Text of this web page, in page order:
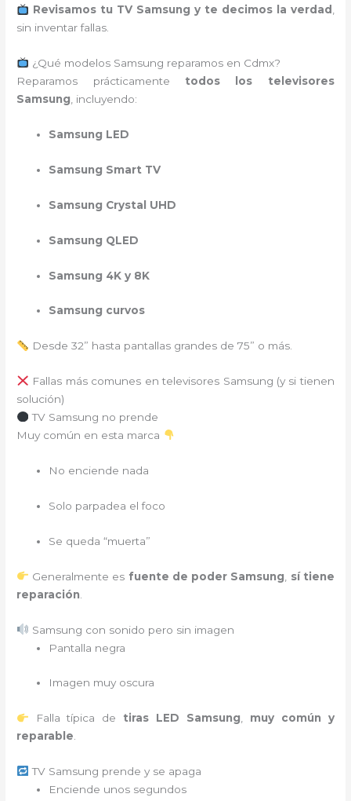
Revisamos tu TV Samsung y te decimos la verdad ,
sin inventar fallas.
¿Qué modelos Samsung reparamos en Cdmx?
Reparamos prácticamente todos los televisores
Samsung , incluyendo:
Samsung LED
Samsung Smart TV
Samsung Crystal UHD
Samsung QLED
Samsung 4K y 8K
Samsung curvos
Desde 32” hasta pantallas grandes de 75” o más.
Fallas más comunes en televisores Samsung (y si tienen
solución)
TV Samsung no prende
Muy común en esta marca
No enciende nada
Solo parpadea el foco
Se queda “muerta”
Generalmente es fuente de poder Samsung
sí tiene
reparación
Samsung con sonido pero sin imagen
Pantalla negra
Imagen muy oscura
Falla típica de tiras LED Samsung, muy común y
reparable.
TV Samsung prende y se apaga
Enciende unos segundos